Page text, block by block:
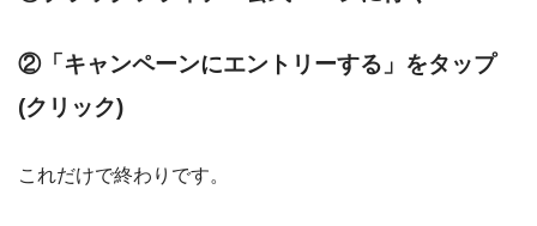
②「キャンペーンにエントリーする」をタップ
(クリック)
これだけで終わりです。